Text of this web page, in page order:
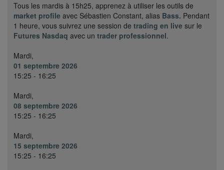
Tous les mardis à 15h25, apprenez à utiliser les outils de
market profile avec Sébastien Constant, alias Bass. Pendant
1 heure, vous suivrez une session de trading en live sur le
Futures Nasdaq avec un trader professionnel.
Mardi,
01 septembre 2026
15:25 - 16:25
Mardi,
08 septembre 2026
15:25 - 16:25
Mardi,
15 septembre 2026
15:25 - 16:25